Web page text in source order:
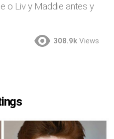
o Liv y Maddie antes y
308.9k Views